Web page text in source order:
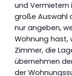
und Vermietern
große Auswahl
nur angeben,
Wohnung hast,
Zimmer, die
übernehmen
der